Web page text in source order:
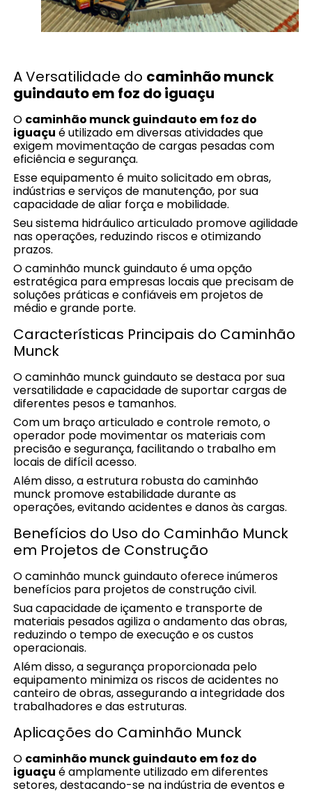
A Versatilidade do caminhão munck
guindauto em foz do iguaçu
O caminhão munck guindauto em foz do
iguaçu é utilizado em diversas atividades que
exigem movimentação de cargas pesadas com
eficiência e segurança.
Esse equipamento é muito solicitado em obras,
indústrias e serviços de manutenção, por sua
capacidade de aliar força e mobilidade.
Seu sistema hidráulico articulado promove agilidade
nas operações, reduzindo riscos e otimizando
prazos.
O caminhão munck guindauto é uma opção
estratégica para empresas locais que precisam de
soluções práticas e confiáveis em projetos de
médio e grande porte.
Características Principais do Caminhão
Munck
O caminhão munck guindauto se destaca por sua
versatilidade e capacidade de suportar cargas de
diferentes pesos e tamanhos.
Com um braço articulado e controle remoto, o
operador pode movimentar os materiais com
precisão e segurança, facilitando o trabalho em
locais de difícil acesso.
Além disso, a estrutura robusta do caminhão
munck promove estabilidade durante as
operações, evitando acidentes e danos às cargas.
Benefícios do Uso do Caminhão Munck
em Projetos de Construção
O caminhão munck guindauto oferece inúmeros
benefícios para projetos de construção civil.
Sua capacidade de içamento e transporte de
materiais pesados agiliza o andamento das obras,
reduzindo o tempo de execução e os custos
operacionais.
Além disso, a segurança proporcionada pelo
equipamento minimiza os riscos de acidentes no
canteiro de obras, assegurando a integridade dos
trabalhadores e das estruturas.
Aplicações do Caminhão Munck
O caminhão munck guindauto em foz do
iguaçu é amplamente utilizado em diferentes
setores, destacando-se na indústria de eventos e